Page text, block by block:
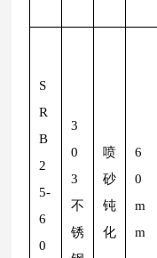
S
R
B
2
5-
6
0
3
0
3
不
锈
喷
砂
钝
化
6
0
m
m